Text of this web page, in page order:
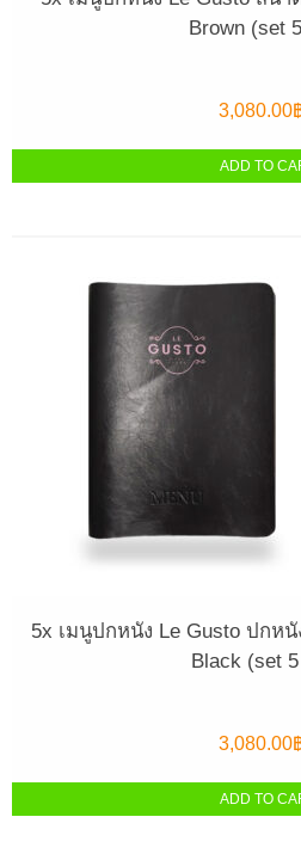
Brown (set
3,080.00
ADD TO
5x เมนูปกหนัง Le Gusto ปกห
Black (set
3,080.00
ADD TO